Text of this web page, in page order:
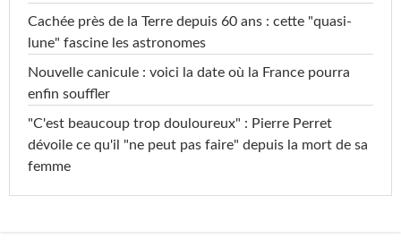
Cachée près de la Terre depuis 60 ans : cette "quasi-
lune" fascine les astronomes
Nouvelle canicule : voici la date où la France pourra
enfin souffler
"C'est beaucoup trop douloureux" : Pierre Perret
dévoile ce qu'il "ne peut pas faire" depuis la mort de sa
femme